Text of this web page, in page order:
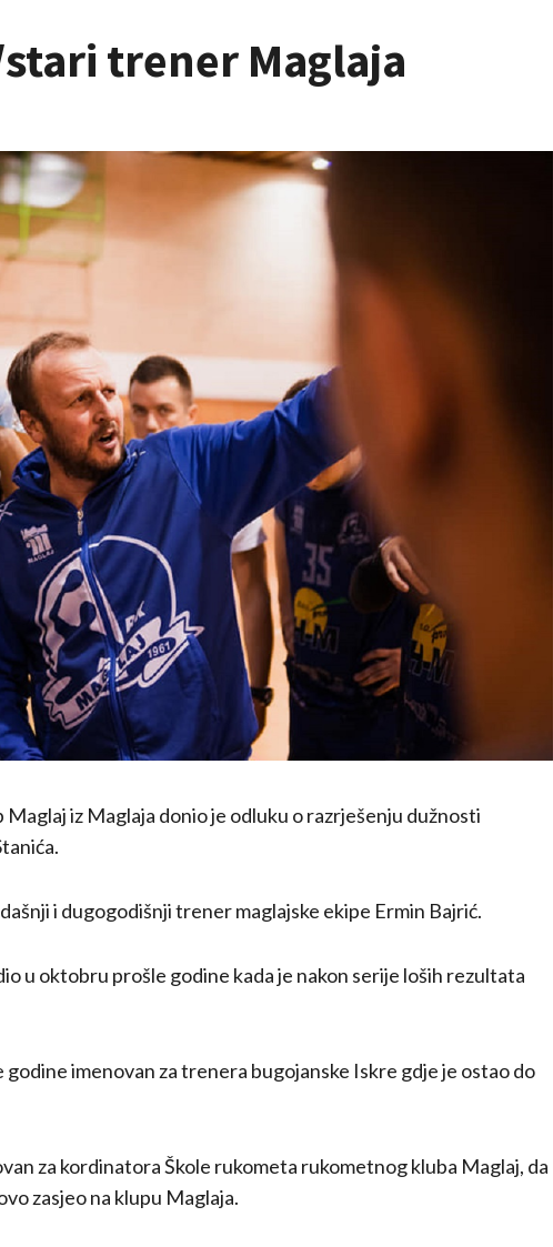
trener Maglaja
iz Maglaja donio je odluku o razrješenju dužnosti
i dugogodišnji trener maglajske ekipe Ermin Bajrić.
u oktobru prošle godine kada je nakon serije loših rezultata
imenovan za trenera bugojanske Iskre gdje je ostao do
za kordinatora Škole rukometa rukometnog kluba Maglaj, da
zasjeo na klupu Maglaja.